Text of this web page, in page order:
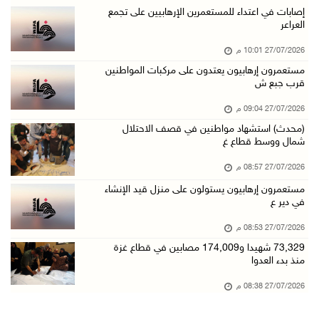
إصابات في اعتداء للمستعمرين الإرهابيين على تجمع
العراعر
27/07/2026 10:01 م
مستعمرون إرهابيون يعتدون على مركبات المواطنين
قرب جبع ش
27/07/2026 09:04 م
(محدث) استشهاد مواطنين في قصف الاحتلال
شمال ووسط قطاع غ
27/07/2026 08:57 م
مستعمرون إرهابيون يستولون على منزل قيد الإنشاء
في دير ع
27/07/2026 08:53 م
73,329 شهيدا و174,009 مصابين في قطاع غزة
منذ بدء العدوا
27/07/2026 08:38 م